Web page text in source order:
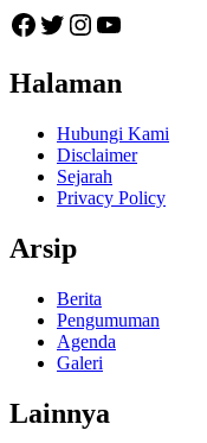
Facebook
Twitter
Instagram
YouTube
Halaman
Hubungi Kami
Disclaimer
Sejarah
Privacy Policy
Arsip
Berita
Pengumuman
Agenda
Galeri
Lainnya